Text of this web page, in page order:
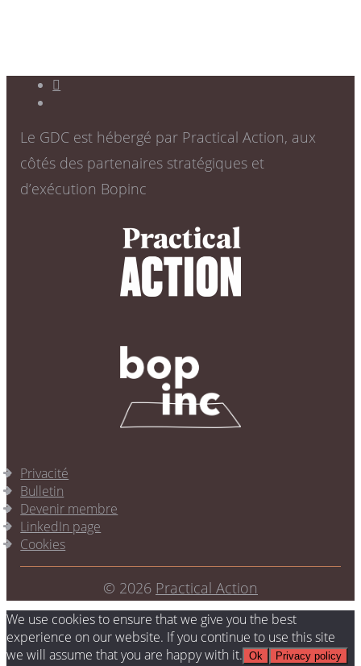
Le GDC est hébergé par Practical Action, aux
côtés des partenaires stratégiques et
d’exécution Bopinc
Privacité
Bulletin
Devenir membre
LinkedIn page
Cookies
© 2026 Practical Action
We use cookies to ensure that we give you the best
experience on our website. If you continue to use this site
we will assume that you are happy with it. Ok Privacy policy